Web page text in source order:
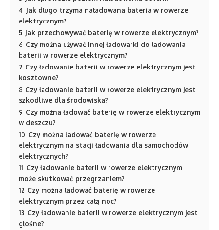
4 Jak długo trzyma naładowana bateria w rowerze
elektrycznym?
5 Jak przechowywać baterię w rowerze elektrycznym?
6 Czy można używać innej ładowarki do ładowania
baterii w rowerze elektrycznym?
7 Czy ładowanie baterii w rowerze elektrycznym jest
kosztowne?
8 Czy ładowanie baterii w rowerze elektrycznym jest
szkodliwe dla środowiska?
9 Czy można ładować baterię w rowerze elektrycznym
w deszczu?
10 Czy można ładować baterię w rowerze
elektrycznym na stacji ładowania dla samochodów
elektrycznych?
11 Czy ładowanie baterii w rowerze elektrycznym
może skutkować przegrzaniem?
12 Czy można ładować baterię w rowerze
elektrycznym przez całą noc?
13 Czy ładowanie baterii w rowerze elektrycznym jest
głośne?